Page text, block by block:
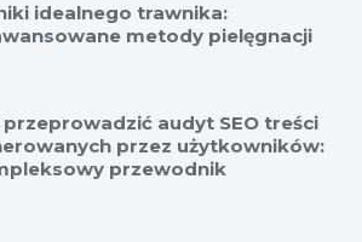
idealnego trawnika:
metody pielęgnacji
przeprowadzić audyt SEO treści
przez użytkowników:
przewodnik